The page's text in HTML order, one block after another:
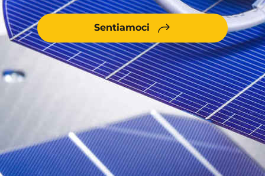
Sentiamoci